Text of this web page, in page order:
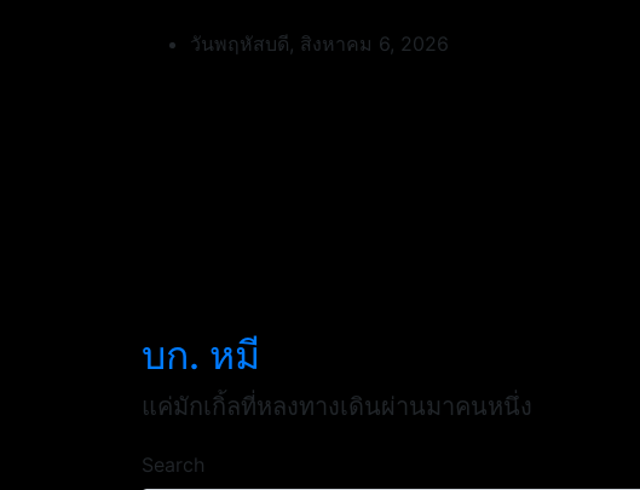
วันพฤหัสบดี, สิงหาคม 6, 2026
บก. หมี
แค่มักเกิ้ลที่หลงทางเดินผ่านมาคนหนึ่ง
Search